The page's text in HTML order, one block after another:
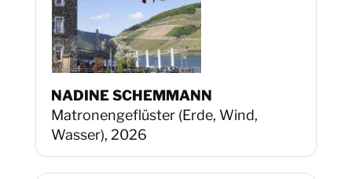
NADINE SCHEMMANN
Matronengeflüster (Erde, Wind,
Wasser), 2026